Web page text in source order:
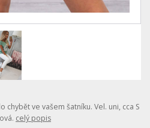
ve vašem šatníku. Vel. uni, cca S
celý popis